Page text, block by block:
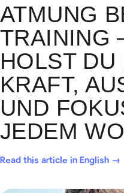
ATMUNG
TRAINING
HOLST DU
KRAFT,
UND
JEDEM
Read this article in English →